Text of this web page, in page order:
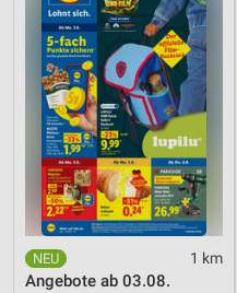
1 km
Angebote ab 03.08.